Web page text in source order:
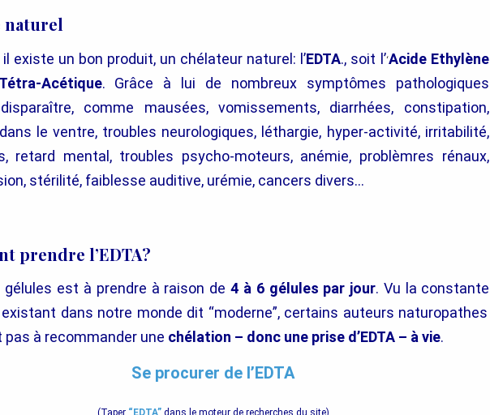
naturel
existe un bon produit, un chélateur naturel: l’EDTA., soit l’‘Acide Ethylène
Acétique. Grâce à lui de nombreux symptômes pathologiques
comme mausées, vomissements, diarrhées, constipation,
le ventre, troubles neurologiques, léthargie, hyper-activité, irritabilité,
retard mental, troubles psycho-moteurs, anémie, problèmres rénaux,
stérilité, faiblesse auditive, urémie, cancers divers…
prendre l’EDTA?
est à prendre à raison de4 à 6 gélules par jour. Vu la constante
existant dans notre monde dit “moderne”, certains auteurs naturopathes
pas à recommander une chélation – donc une prise d’EDTA – à vie.
Se procurer de l’EDTA